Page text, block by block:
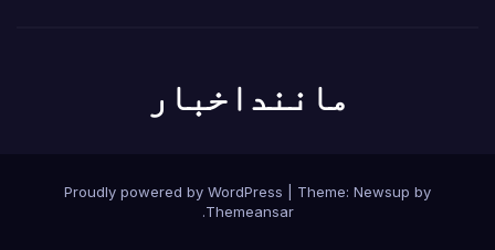
ماننداخبار
Proudly powered by WordPress Theme: Newsup by
Themeansar
.